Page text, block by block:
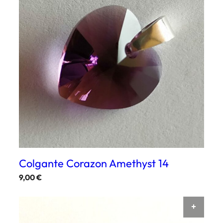
Colgante Corazon Amethyst 14
9,00€